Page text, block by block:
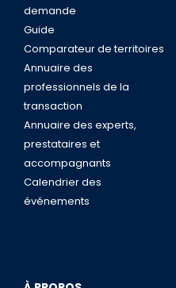
demande
Guide
Comparateur de territoires
Annuaire des
professionnels de la
transaction
Annuaire des experts,
prestataires et
accompagnants
Calendrier des
événements